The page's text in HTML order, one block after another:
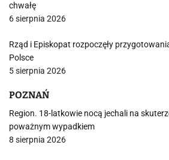
chwałę
6 sierpnia 2026
Rząd i Episkopat rozpoczęły
Polsce
5 sierpnia 2026
POZNAŃ
Region. 18-latkowie nocą jechali na
poważnym wypadkiem
8 sierpnia 2026